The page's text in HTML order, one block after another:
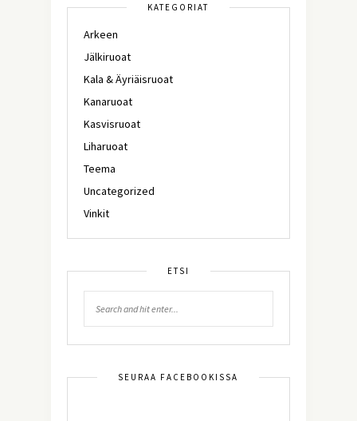
KATEGORIAT
Arkeen
Jälkiruoat
Kala & Äyriäisruoat
Kanaruoat
Kasvisruoat
Liharuoat
Teema
Uncategorized
Vinkit
ETSI
SEURAA FACEBOOKISSA